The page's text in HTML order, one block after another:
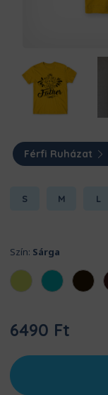
Férfi Ruházat
S M L
Szín: Sárga
6490 Ft